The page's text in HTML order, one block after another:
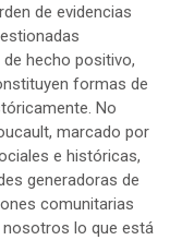
de evidencias
hecho positivo,
formas de
No
marcado por
e históricas,
generadoras de
comunitarias
nosotros lo que está